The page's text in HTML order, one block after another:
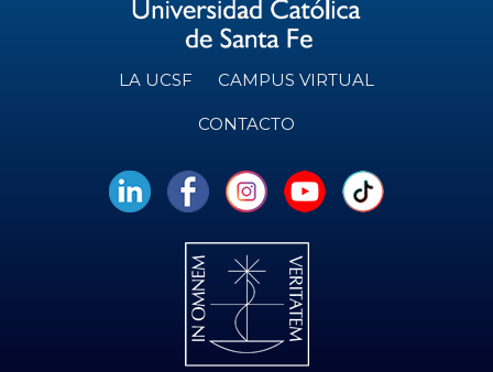
LA UCSF CAMPUS VIRTUAL
CONTACTO